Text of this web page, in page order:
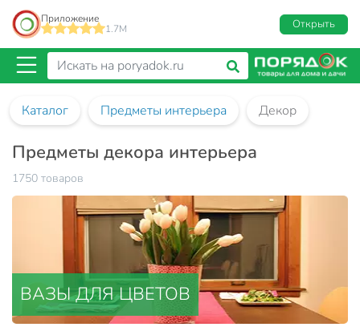
Приложение
1.7M
Открыть
Каталог Предметы интерьера Декор
Предметы декора интерьера
1750 товаров
ВАЗЫ ДЛЯ ЦВЕТОВ